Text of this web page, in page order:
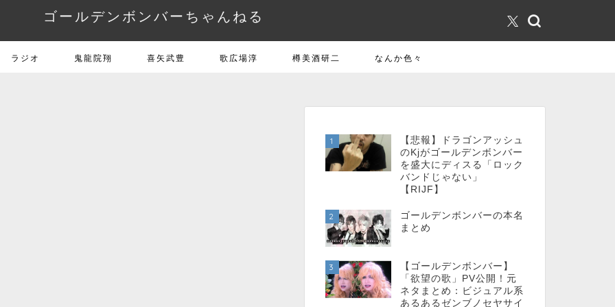
ゴールデンボンバーちゃんねる
ラジオ 鬼龍院翔 喜矢武豊 歌広場淳 樽美酒研二 なんか色々
1
【悲報】ドラゴンアッシュ
のKjがゴールデンボンバー
を盛大にディスる「ロック
バンドじゃない」
【RIJF】
2
ゴールデンボンバーの本名
まとめ
3
【ゴールデンボンバー】
「欲望の歌」PV公開！元
ネタまとめ：ビジュアル系
あるあるゼンブノセヤサイ